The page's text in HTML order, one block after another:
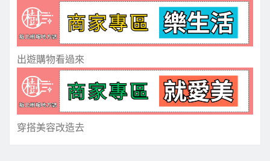
出遊購物看過來
穿搭美容改造去